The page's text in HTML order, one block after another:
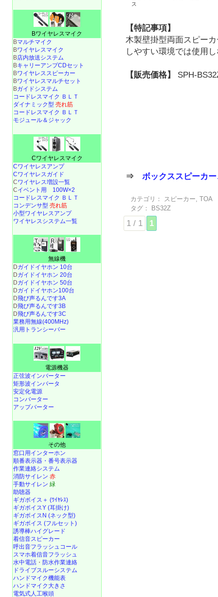
ス
【特記事項】
木製壁掛型両面スピー
しやすい環境では使用
【販売価格】 SPH-
⇒ボックススピーカ
カテゴリ： スピーカー,TOA
タグ：
BS32Z
1 / 1 1
Bワイヤレスマイク
Bマルチマイク
Bワイヤレスマイク
B店内放送システム
BキャリーアンプCDセット
Bワイヤレススピーカー
Bワイヤレスマルチセット
Bガイドシステム
コードレスマイク ＢＬＴ
ダイナミック型 売れ筋
コードレスマイク ＢＬＴ
モジュール＆ジャック
Cワイヤレスマイク
Cワイヤレスアンプ
Cワイヤレスガイド
Cワイヤレス増設一覧
Cイベント用 100W×2
コードレスマイク ＢＬＴ
コンデンサ型 売れ筋
小型ワイヤレスアンプ
ワイヤレスシステム一覧
無線機
Dガイドイヤホン 10台
Dガイドイヤホン 20台
Dガイドイヤホン 50台
Dガイドイヤホン100台
D飛び声るんです3A
D飛び声るんです3B
D飛び声るんです3C
業務用無線(400MHz)
汎用トランシーバー
電源機器
正弦波インバーター
矩形波インバータ
安定化電源
コンバーター
アップバーター
その他
窓口用インターホン
順番表示器・番号表示器
作業連絡システム
消防サイレン 赤
手動サイレン 緑
助聴器
ギガボイス＋ (ﾜｲﾔﾚｽ)
ギガボイスY (耳掛け)
ギガボイスN (ネック型)
ギガボイス (フルセット)
誘導棒ハイグレード
着信音スピーカー
呼出音フラッシュコール
スマホ着信音フラッシュ
水中電話 ・ 防水作業連絡
ドライブスルーシステム
ハンドマイク機能表
ハンドマイク大きさ
電気式人工喉頭